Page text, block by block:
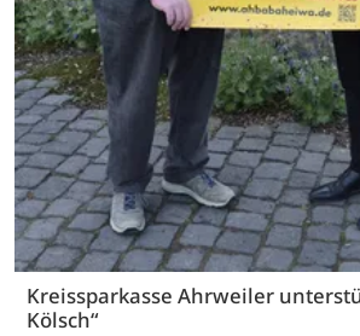
Kreissparkasse Ahrweiler
Kölsch“